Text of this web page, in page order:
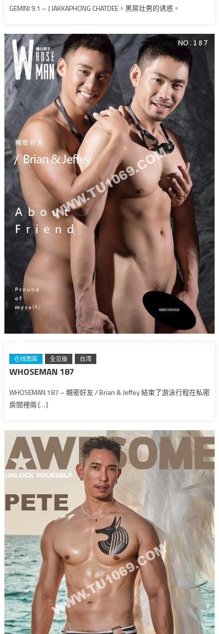
GEMINI 9.1 – J JAKKAPHONG CHATDEE，黑屌壮男的诱惑。
在线图库 全见版 台湾
WHOSEMAN 187
WHOSEMAN 187 – 親密好友 / Brian & Jeffey 結束了游泳行程在私密
房間裡兩 […]